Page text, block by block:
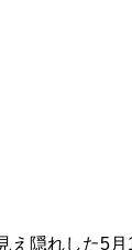
え隠れした5